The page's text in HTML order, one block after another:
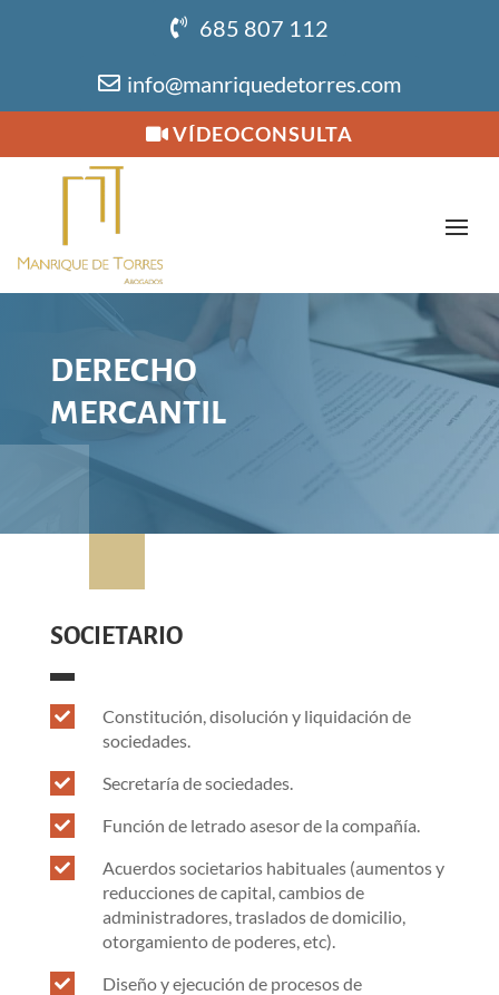
685 807 112
info@manriquedetorres.com
VÍDEOCONSULTA
DERECHO
MERCANTIL
SOCIETARIO

Constitución, disolución y liquidación de
sociedades.
 Secretaría de sociedades.
 Función de letrado asesor de la compañía.

Acuerdos societarios habituales (aumentos y
reducciones de capital, cambios de
administradores, traslados de domicilio,
otorgamiento de poderes, etc).

Diseño y ejecución de procesos de